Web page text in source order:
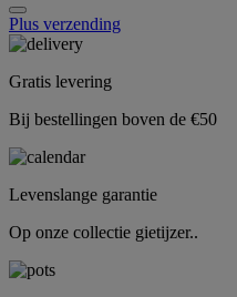
Plus verzending
Gratis levering
Bij bestellingen boven de €50
Levenslange garantie
Op onze collectie gietijzer..